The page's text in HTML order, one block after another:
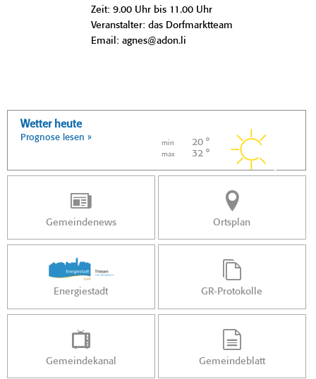
Zeit: 9.00 Uhr bis 11.00 Uhr
Veranstalter: das Dorfmarktteam
Email: agnes@adon.li
Wetter heute
Prognose lesen »
min 20 °
max 32 °
Gemeindenews Ortsplan
Energiestadt GR-Protokolle
Gemeindekanal Gemeindeblatt